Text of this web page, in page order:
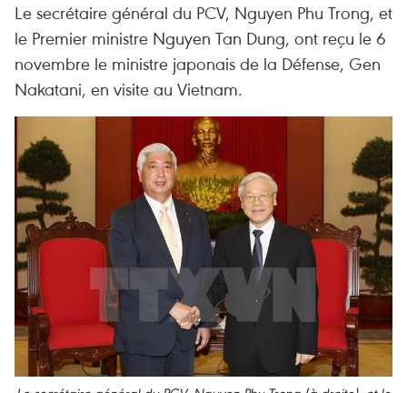
Le secrétaire général du PCV, Nguyen Phu Trong, et
le Premier ministre Nguyen Tan Dung, ont reçu le 6
novembre le ministre japonais de la Défense, Gen
Nakatani, en visite au Vietnam.